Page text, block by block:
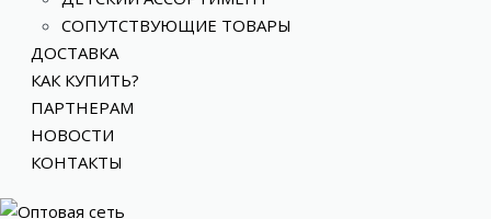
СОПУТСТВУЮЩИЕ ТОВАРЫ
ДОСТАВКА
КАК КУПИТЬ?
ПАРТНЕРАМ
НОВОСТИ
КОНТАКТЫ